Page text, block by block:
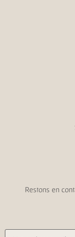
Restons en